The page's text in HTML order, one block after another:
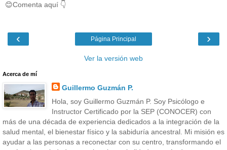
😊Comenta aquí 👇
‹ ›
Página Principal
Ver la versión web
Acerca de mí
Guillermo Guzmán P.
Hola, soy Guillermo Guzmán P. Soy Psicólogo e
Instructor Certificado por la SEP (CONOCER) con
más de una década de experiencia dedicados a la integración de la
salud mental, el bienestar físico y la sabiduría ancestral. Mi misión es
ayudar a las personas a reconectar con su centro, transformando el